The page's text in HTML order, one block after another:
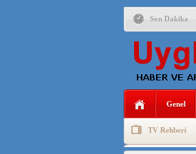
Son Dakika
Genel
TV Rehberi